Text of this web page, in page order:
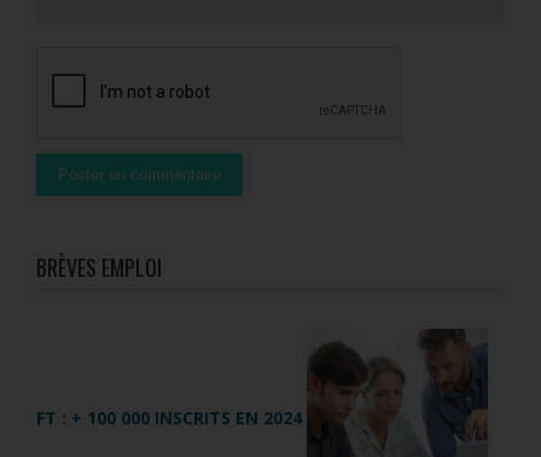
BRÈVES EMPLOI
FT : + 100 000 INSCRITS EN 2024